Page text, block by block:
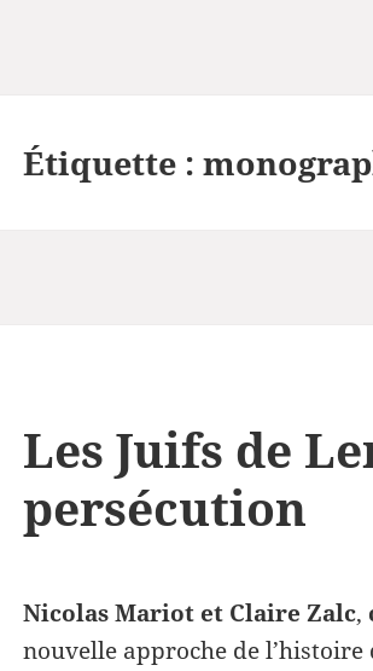
Étiquette :
Les Juifs de
persécution
Nicolas Mariot et Claire Zalc,
nouvelle approche de l’histoire